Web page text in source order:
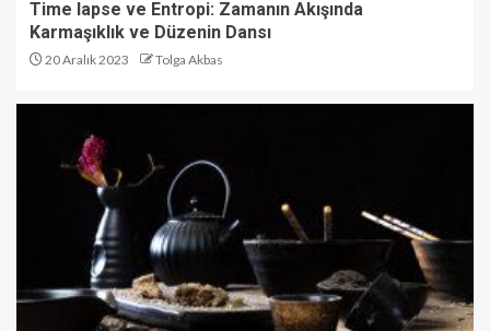
Time lapse ve Entropi: Zamanın Akışında
Karmaşıklık ve Düzenin Dansı
20 Aralık 2023 Tolga Akbas